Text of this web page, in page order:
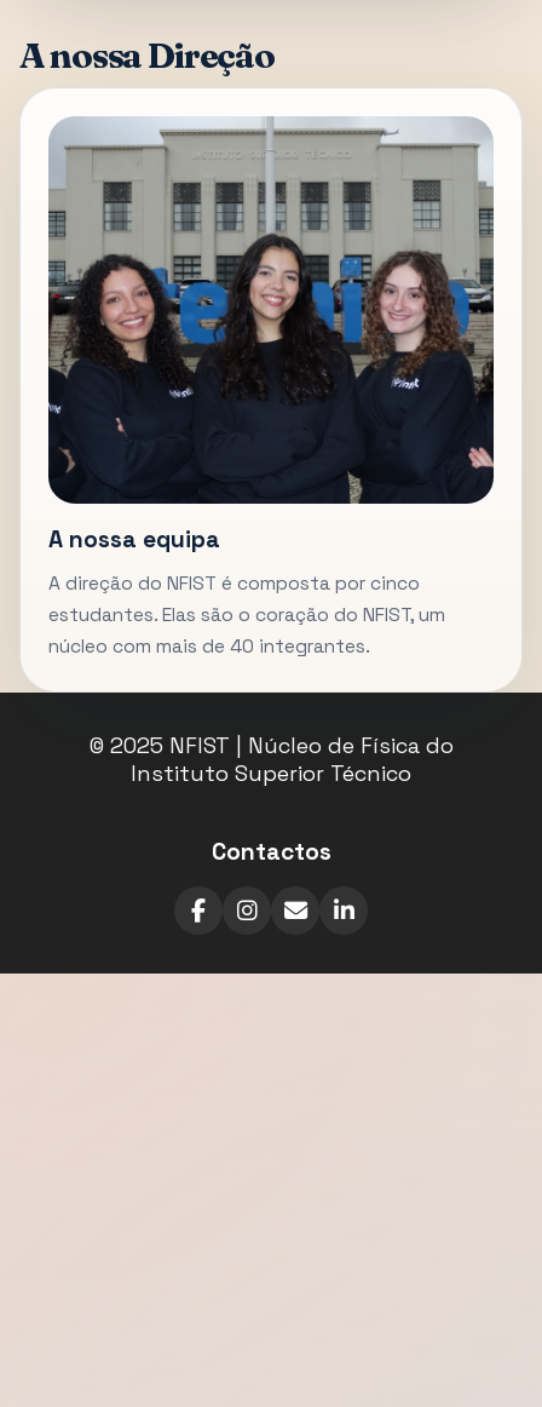
A nossa Direção
A nossa equipa
A direção do NFIST é composta por cinco
estudantes. Elas são o coração do NFIST, um
núcleo com mais de 40 integrantes.
© 2025 NFIST | Núcleo de Física do
Instituto Superior Técnico
Contactos